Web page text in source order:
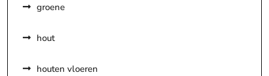
groene
hout
houten vloeren